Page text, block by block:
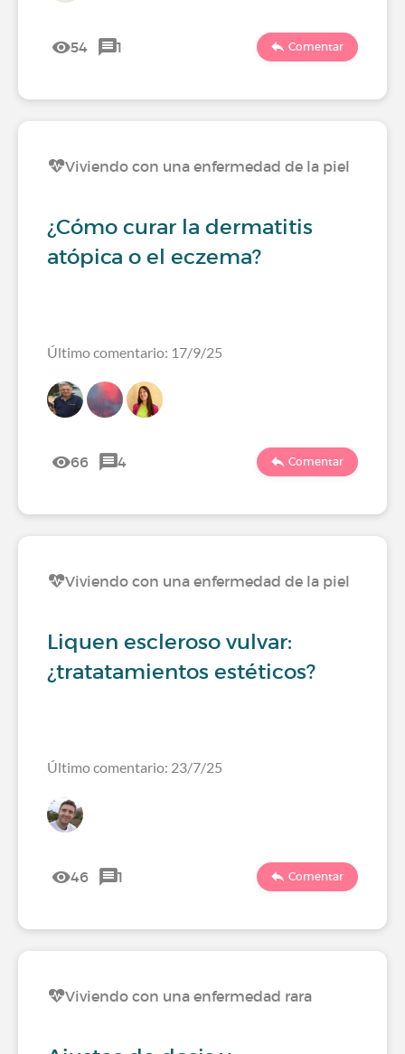
54 1 Comentar
Viviendo con una enfermedad de la piel
¿Cómo curar la dermatitis
atópica o el eczema?
Último comentario: 17/9/25
66 4 Comentar
Viviendo con una enfermedad de la piel
Liquen escleroso vulvar:
¿tratatamientos estéticos?
Último comentario: 23/7/25
46 1 Comentar
Viviendo con una enfermedad rara